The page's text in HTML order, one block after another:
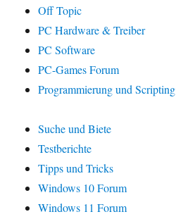
Off Topic
PC Hardware & Treiber
PC Software
PC-Games Forum
Programmierung und Scripting
Suche und Biete
Testberichte
Tipps und Tricks
Windows 10 Forum
Windows 11 Forum